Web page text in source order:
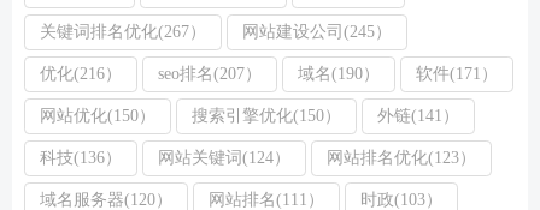
关键词排名优化(267） 网站建设公司(245）
优化(216） seo排名(207） 域名(190） 软件(171）
网站优化(150） 搜索引擎优化(150） 外链(141）
科技(136） 网站关键词(124） 网站排名优化(123）
域名服务器(120） 网站排名(111） 时政(103）